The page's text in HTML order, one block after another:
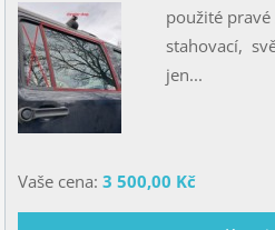
použité
stahovací,
jen...
Vaše cena: 3 500,00 Kč